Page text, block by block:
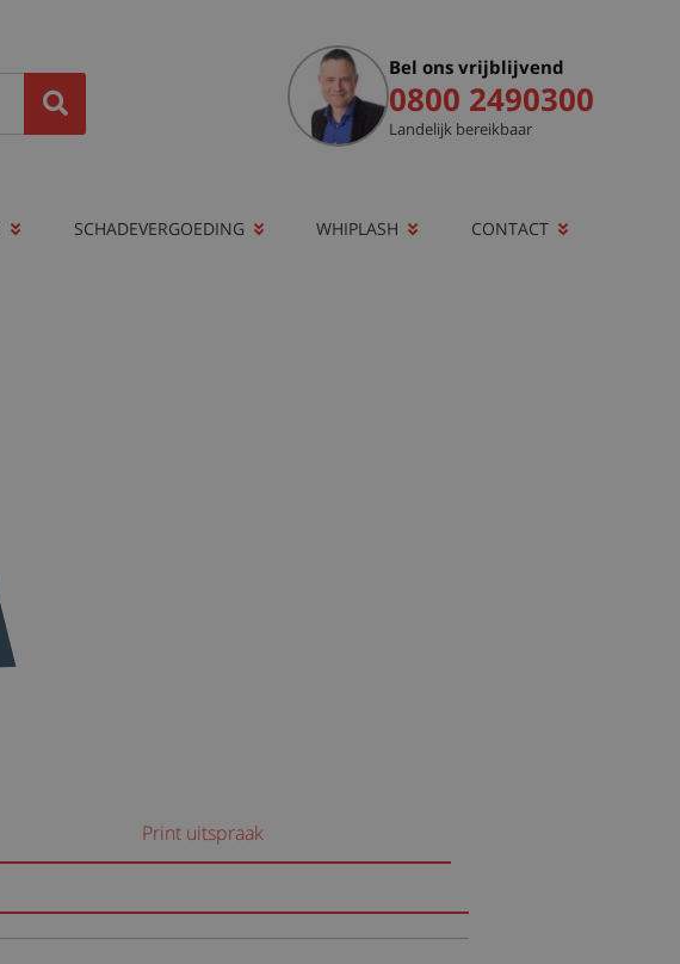
Bel ons vrijblijvend
0800 2490300
Landelijk bereikbaar
SCHADEVERGOEDING WHIPLASH CONTACT
Print uitspraak